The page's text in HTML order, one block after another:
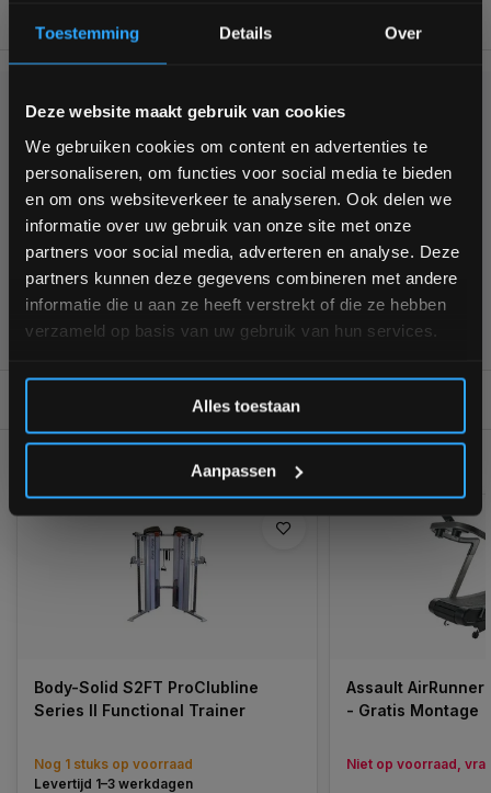
Toestemming Details Over
Deze website maakt gebruik van cookies
We gebruiken cookies om content en advertenties te
personaliseren, om functies voor social media te bieden
en om ons websiteverkeer te analyseren. Ook delen we
informatie over uw gebruik van onze site met onze
partners voor social media, adverteren en analyse. Deze
partners kunnen deze gegevens combineren met andere
informatie die u aan ze heeft verstrekt of die ze hebben
verzameld op basis van uw gebruik van hun services.
Alles toestaan
Aanpassen
KUNNEN WE HELPEN?
+31 (0)24 645 1309
0/10
GERELATEERDE PRODUCTEN
Body-Solid S2FT ProClubline
Series II Functional Trainer
Nog 1 stuks op voorraad
Levertijd 1–3 werkdagen
Assault AirRunner
- Gratis Montage
Niet op voorraad,
Bam! 5% korting op je volgende
Schrijf je in voor onze nieuwsbrief om op de hoogte te
blijven over onze nieuwe producten, deals en meer
interessante info. Ontvang 5% korting op je eerstvolgende
aankoop! 😀
Inschrijven
*Verzendkosten vallen buiten de korting